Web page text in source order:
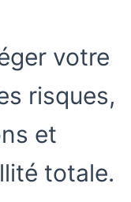
votre
risques,
et
totale.